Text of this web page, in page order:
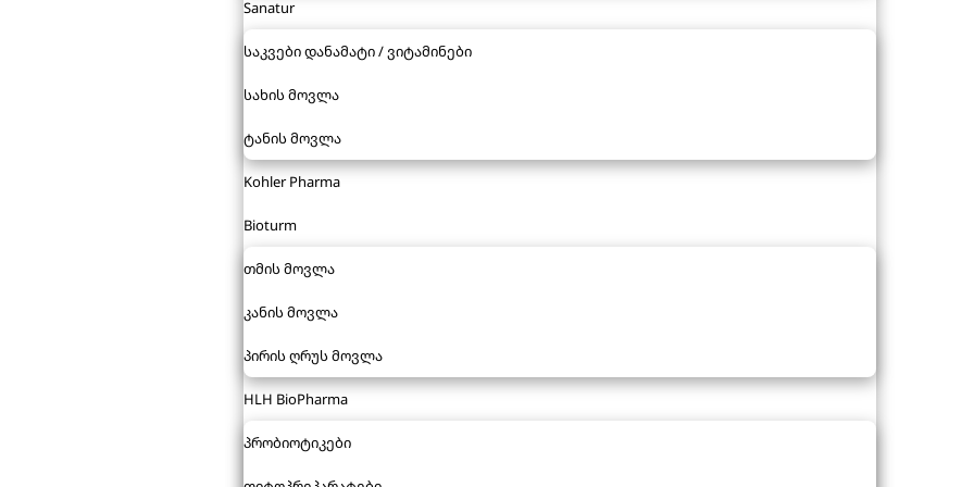
Sanatur
საკვები დანამატი / ვიტამინები
სახის მოვლა
ტანის მოვლა
Kohler Pharma
Bioturm
თმის მოვლა
კანის მოვლა
პირის ღრუს მოვლა
HLH BioPharma
პრობიოტიკები